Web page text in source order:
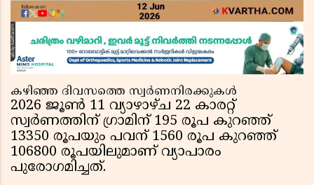
കഴിഞ്ഞ ദിവസത്തെ സ്വർണനിരക്കുകൾ
2026 ജൂൺ 11 വ്യാഴാഴ്ച 22 കാരറ്റ്
സ്വർണത്തിന് ഗ്രാമിന് 195 രൂപ കുറഞ്ഞ്
13350 രൂപയും പവന് 1560 രൂപ കുറഞ്ഞ്
106800 രൂപയിലുമാണ് വ്യാപാരം
പുരോഗമിച്ചത്.